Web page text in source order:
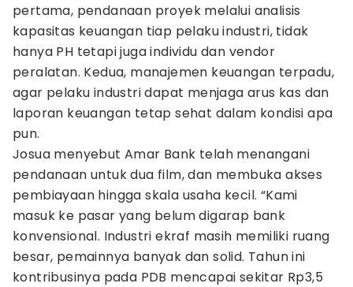
pertama, pendanaan proyek melalui analisis
kapasitas keuangan tiap pelaku industri, tidak
hanya PH tetapi juga individu dan vendor
peralatan. Kedua, manajemen keuangan terpadu,
agar pelaku industri dapat menjaga arus kas dan
laporan keuangan tetap sehat dalam kondisi apa
pun.
Josua menyebut Amar Bank telah menangani
pendanaan untuk dua film, dan membuka akses
pembiayaan hingga skala usaha kecil. “Kami
masuk ke pasar yang belum digarap bank
konvensional. Industri ekraf masih memiliki ruang
besar, pemainnya banyak dan solid. Tahun ini
kontribusinya pada PDB mencapai sekitar Rp3,5